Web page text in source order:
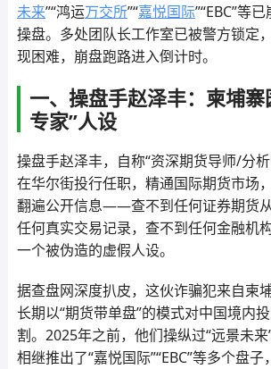
未来”“鸿运万交所”“嘉悦国际”“EBC”等
操盘。多处团队长工作室已被警方锁定
现困难，崩盘跑路进入倒计时。
一、操盘手赵泽丰：柬埔寨
专家”人设
操盘手赵泽丰，自称“资深期货导师/分
在华尔街投行任职，精通国际期货市场，
翻遍公开信息——查不到任何证券期货
任何真实交易记录，查不到任何金融机
一个被伪造的虚假人设。
据查盘网深度扒皮，这伙诈骗犯来自柬
长期以“期货带单盘”的模式对中国境内
割。2025年之前，他们操纵过“远景未
相继推出了“嘉悦国际”“EBC”等多个盘